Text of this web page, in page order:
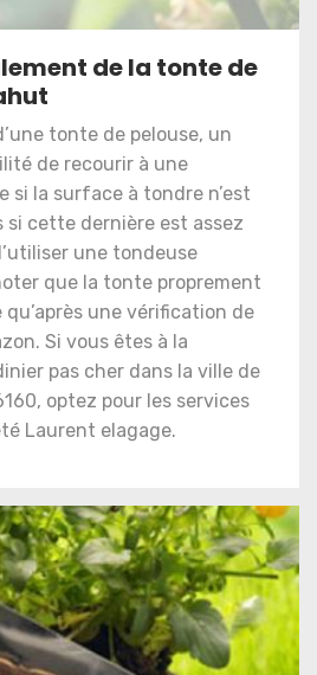
de la tonte de
tonte de pelouse, un
de recourir à une
si la surface à tondre n’est
si cette dernière est assez
une tondeuse
que la tonte proprement
une vérification de
Si vous êtes à la
pas cher dans la ville de
optez pour les services
Laurent elagage.